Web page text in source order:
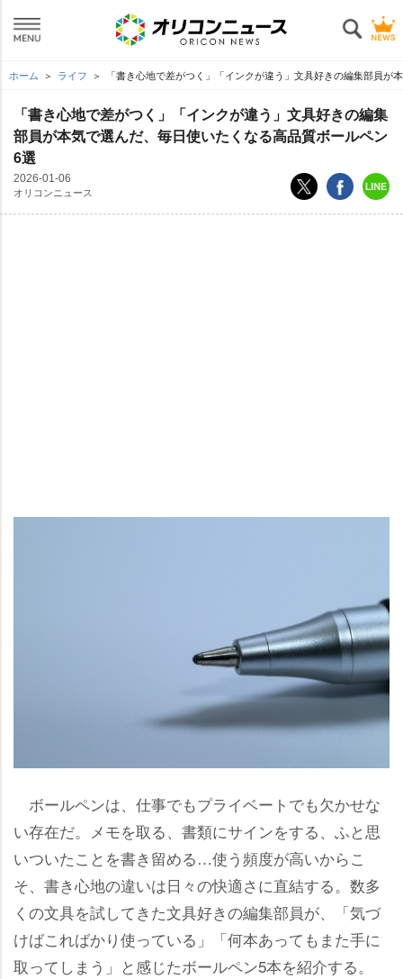
ホーム ライフ 「書き心地で差がつく」「インクが違う」文具好きの編集部員
「書き心地で差がつく」「インクが違う」文具好きの編集
部員が本気で選んだ、毎日使いたくなる高品質ボールペン
6選
2026-01-06
オリコンニュース
ボールペンは、仕事でもプライベートでも欠かせな
い存在だ。メモを取る、書類にサインをする、ふと思
いついたことを書き留める…使う頻度が高いからこ
そ、書き心地の違いは日々の快適さに直結する。数多
くの文具を試してきた文具好きの編集部員が、「気づ
けばこればかり使っている」「何本あってもまた手に
取ってしまう」と感じたボールペン5本を紹介する。